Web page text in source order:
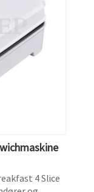
4 Slice